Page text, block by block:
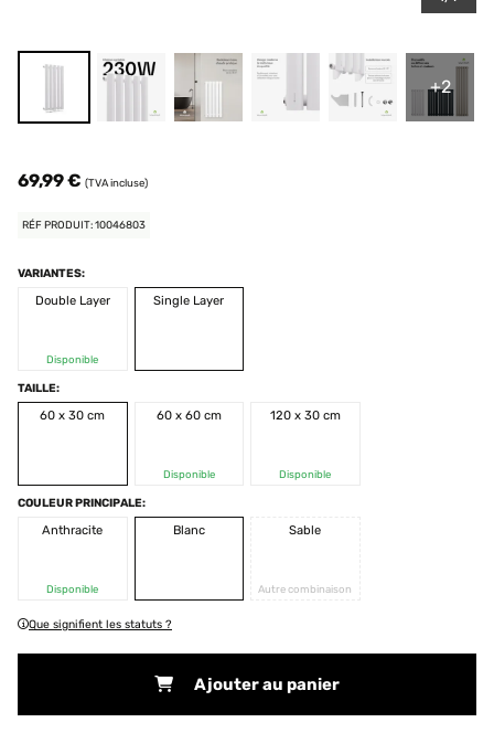
+2
69,99 € (TVA incluse)
RÉF PRODUIT: 10046803
VARIANTES:
Double Layer
Disponible
Single Layer
TAILLE:
60 x 30 cm
60 x 60 cm
Disponible
120 x 30 cm
Disponible
COULEUR PRINCIPALE:
Anthracite
Disponible
Blanc Sable
Autre combinaison
Que signifient les statuts ?
Ajouter au panier